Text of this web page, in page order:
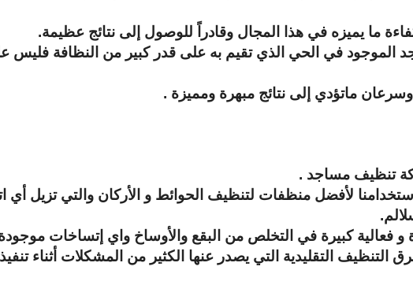
ما يميزه في هذا المجال وقادراً للوصول إلى نتائج عظيمة.
الموجود في الحي الذي تقيم به على قدر كبير من النظافة فليس
ماتؤدي إلى نتائج مبهرة ومميزة .
تنظيف مساجد .
لأفضل منظفات لتنظيف الحوائط و الأركان والتي تزيل أي
و فعالية كبيرة في التخلص من البقع والأوساخ واي إتساخات
التقليدية التي يصدر عنها الكثير من المشكلات أثناء